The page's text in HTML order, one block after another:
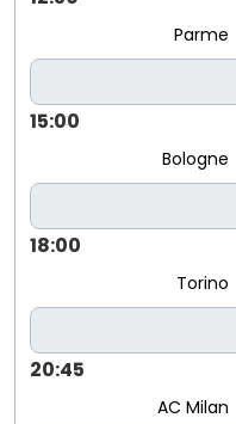
Parme
15:00
Bologne
18:00
Torino
20:45
AC Milan